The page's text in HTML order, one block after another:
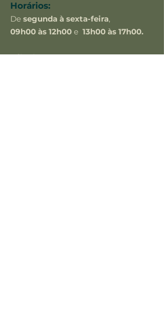
Horários:
De segunda à sexta-feira,
09h00 às 12h00 e 13h00 às 17h00.
Sábados: